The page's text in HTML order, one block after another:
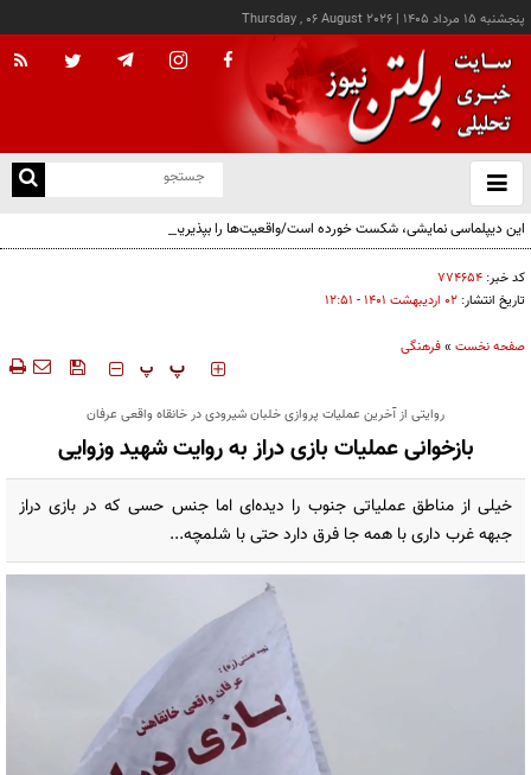
پنجشنبه ۱۵ مرداد ۱۴۰۵ |
Thursday , 06 August 2026
باز
و
این دیپلماسی نمایشی، شکست خورده است/واقعیت‌ها را بپذیرید و به تعهدات خود عمل کنید
کد خبر: ۷۷۴۶۵۴
تاریخ انتشار: ۰۲ ارديبهشت ۱۴۰۱ - ۱۲:۵۱
صفحه نخست »فرهنگی
‍‍‍ پ پ
روایتی از آخرین عملیات پروازی خلبان شیرودی در خانقاه واقعی عرفان‌
بازخوانی عملیات بازی دراز به روایت شهید وزوایی
خیلی از مناطق عملیاتی جنوب را دیده‌ای اما جنس حسی که در بازی دراز
جبهه غرب داری با همه جا فرق دارد حتی با شلمچه...